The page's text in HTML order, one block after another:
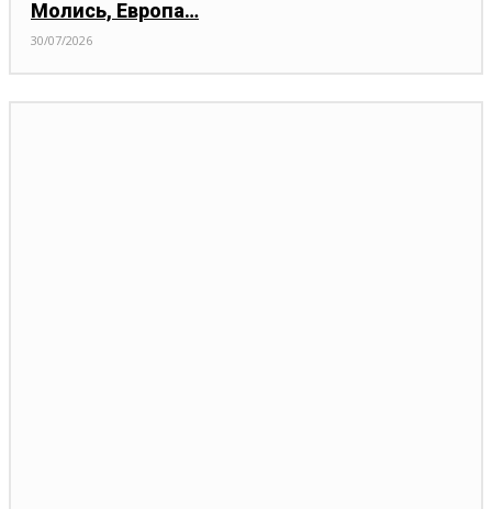
Молись, Европа…
30/07/2026